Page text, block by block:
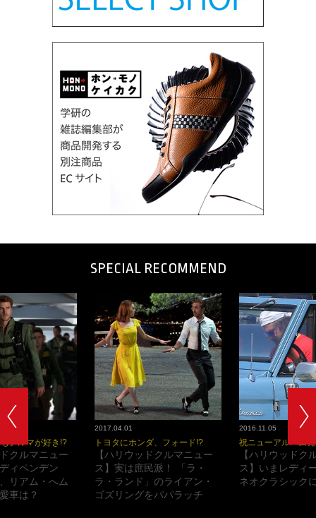
SPECIAL RECOMMEND
2017.04.01
トヨタにホンダ、フォード!?
【ハリウッドクルマニュー
ス】実は庶民派！ 「ラ・
ラ・ランド」のライアン・
ゴズリングをパパラッチ
2016.11.05
祝ニューアルバム
【ハリウッドク
ス】いまレディ
ネオクラシック
クルマが好き!?
クルマニュー
ィペンデン
リアム・へム
車は？